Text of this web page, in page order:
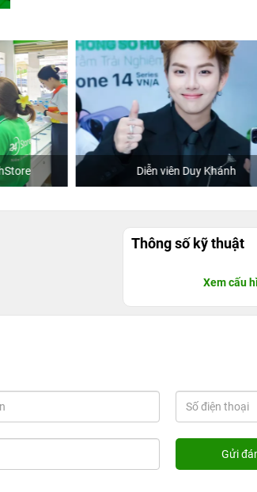
Diễn viên Duy Khánh Khách
Thông số kỹ thuật
Xem cấu